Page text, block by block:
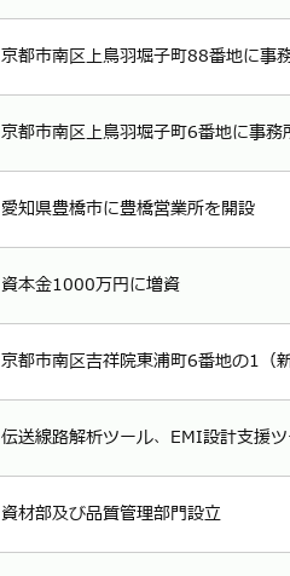
京都市南区上鳥羽堀子町88番地に事
京都市南区上鳥羽堀子町6番地に事務
愛知県豊橋市に豊橋営業所を開設
資本金1000万円に増資
京都市南区吉祥院東浦町6番地の1（
伝送線路解析ツール、EMI設計支援
資材部及び品質管理部門設立